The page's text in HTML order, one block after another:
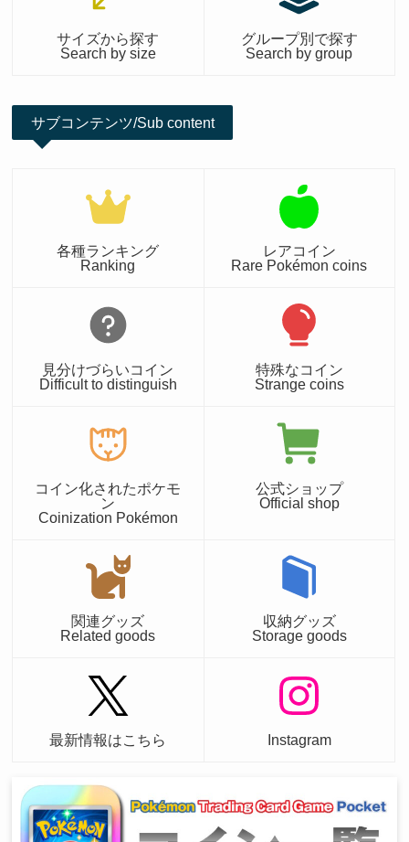
サイズから探す
Search by size
グループ別で探す
Search by group
サブコンテンツ/Sub content
各種ランキング
Ranking
レアコイン
Rare Pokémon coins
見分けづらいコイン
Difficult to distinguish
特殊なコイン
Strange coins
コイン化されたポケモ
ン
Coinization Pokémon
公式ショップ
Official shop
関連グッズ
Related goods
収納グッズ
Storage goods
最新情報はこちら Instagram